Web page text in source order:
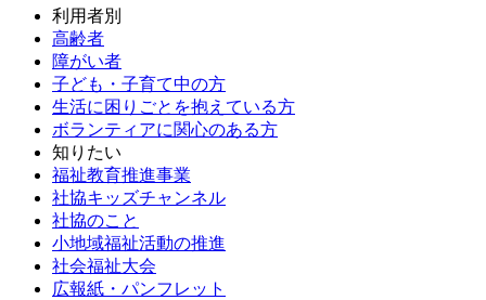
利用者別
高齢者
障がい者
子ども・子育て中の方
生活に困りごとを抱えている方
ボランティアに関心のある方
知りたい
福祉教育推進事業
社協キッズチャンネル
社協のこと
小地域福祉活動の推進
社会福祉大会
広報紙・パンフレット